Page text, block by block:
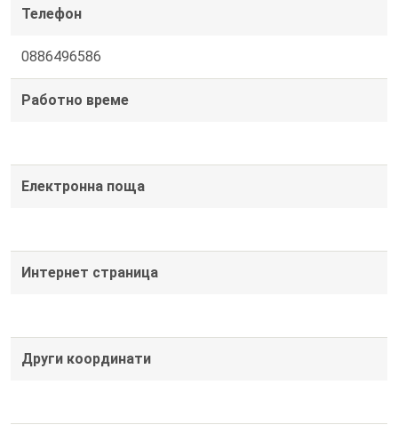
Телефон
0886496586
Работно време
Електронна поща
Интернет страница
Други координати